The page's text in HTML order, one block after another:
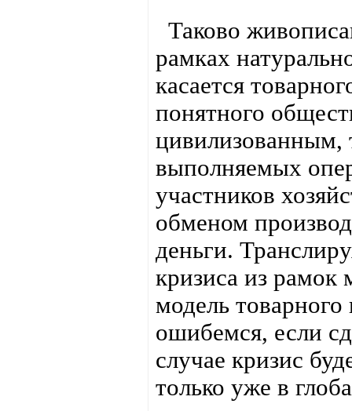
Таково
рамках
касается
понятного
цивилизованным,
выполняемых
участников
обменом
деньги.
кризиса из рамок
модель
ошибемся, если
случае кризис
только уже в